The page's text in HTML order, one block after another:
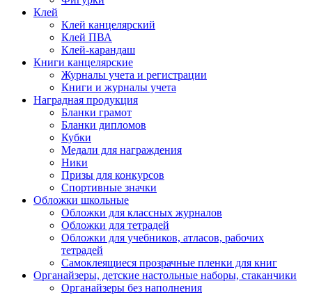
Клей
Клей канцелярский
Клей ПВА
Клей-карандаш
Книги канцелярские
Журналы учета и регистрации
Книги и журналы учета
Наградная продукция
Бланки грамот
Бланки дипломов
Кубки
Медали для награждения
Ники
Призы для конкурсов
Спортивные значки
Обложки школьные
Обложки для классных журналов
Обложки для тетрадей
Обложки для учебников, атласов, рабочих
тетрадей
Самоклеящиеся прозрачные пленки для книг
Органайзеры, детские настольные наборы, стаканчики
Органайзеры без наполнения